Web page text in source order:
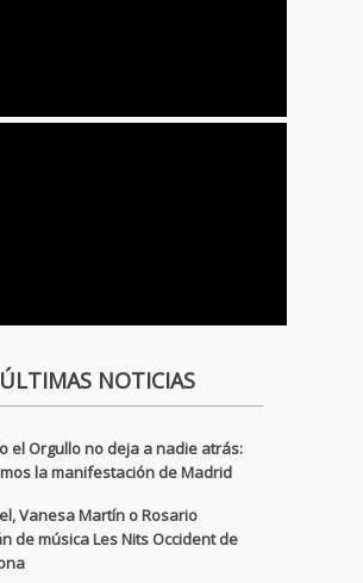
ÚLTIMAS NOTICIAS
el Orgullo no deja a nadie atrás:
la manifestación de Madrid
Vanesa Martín o Rosario
de música Les Nits Occident de